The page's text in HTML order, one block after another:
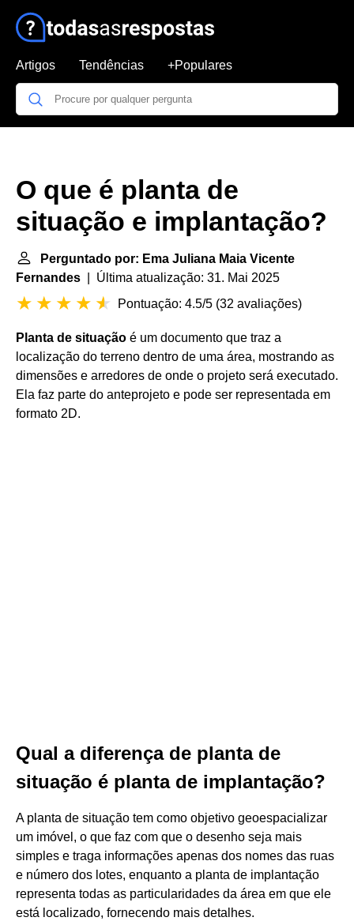
Artigos Tendências +Populares
O que é planta de
situação e implantação?
Perguntado por: Ema Juliana Maia Vicente
Fernandes | Última atualização: 31. Mai 2025
Pontuação: 4.5/5 (32 avaliações)
Planta de situação é um documento que traz a
localização do terreno dentro de uma área, mostrando as
dimensões e arredores de onde o projeto será executado.
Ela faz parte do anteprojeto e pode ser representada em
formato 2D.
Qual a diferença de planta de
situação é planta de implantação?
A planta de situação tem como objetivo geoespacializar
um imóvel, o que faz com que o desenho seja mais
simples e traga informações apenas dos nomes das ruas
e número dos lotes, enquanto a planta de implantação
representa todas as particularidades da área em que ele
está localizado, fornecendo mais detalhes.